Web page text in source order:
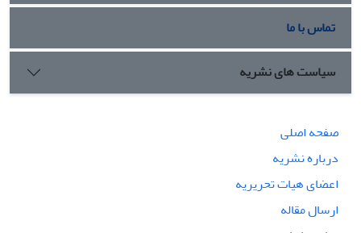
تماس با ما
سیاست های نشریه
صفحه اصلی
درباره نشریه
اعضای هیات تحریریه
ارسال مقاله